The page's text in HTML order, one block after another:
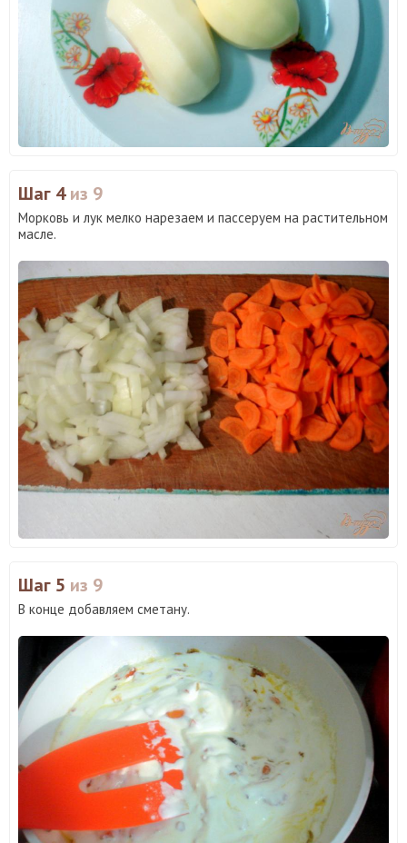
Шаг 4из 9
Морковь и лук мелко нарезаем и пассеруем на растительном
масле.
Шаг 5 из 9
В конце добавляем сметану.